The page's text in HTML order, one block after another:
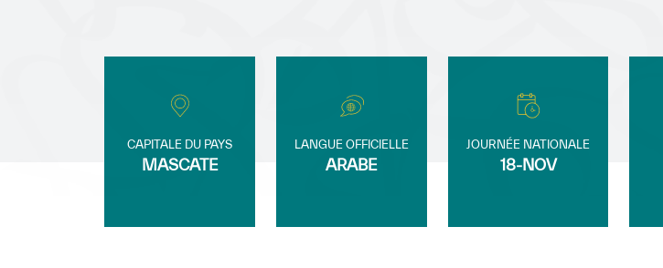
CAPITALE DU PAYS
MASCATE
LANGUE OFFICIELLE
ARABE
JOURNÉE NATIONALE
18-NOV